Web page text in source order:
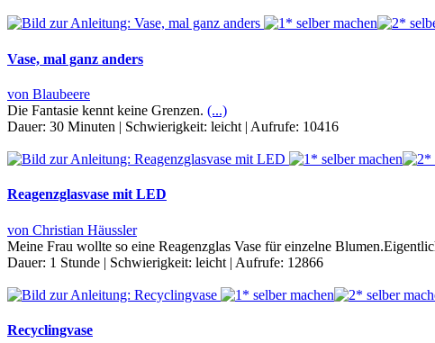
Vase, mal ganz anders
von Blaubeere
Die Fantasie kennt keine Grenzen. (...)
Dauer: 30 Minuten | Schwierigkeit: leicht | Aufrufe: 10416
Reagenzglasvase mit LED
von Christian Häussler
Meine Frau wollte so eine Reagenzglas Vase für einzelne
Dauer: 1 Stunde | Schwierigkeit: leicht | Aufrufe: 12866
Recyclingvase